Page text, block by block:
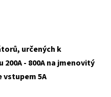
určených k
- 800A na jmenovitý
vstupem 5A